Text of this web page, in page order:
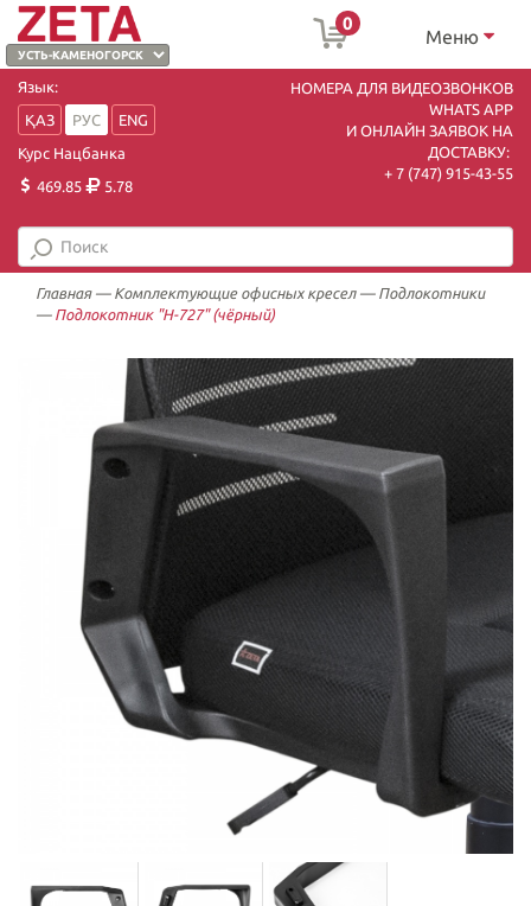
0
Меню
Язык:
ҚАЗ
РУС
ENG
Курс Нацбанка
469.85
5.78
НОМЕРА ДЛЯ ВИДЕОЗВОНКОВ
WHATS APP
И ОНЛАЙН ЗАЯВОК НА
ДОСТАВКУ:
+ 7 (747) 915-43-55
Главная— Комплектующие офисных кресел— Подлокотники
— Подлокотник "H-727" (чёрный)